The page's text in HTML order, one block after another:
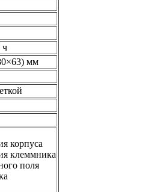
ч
мм
корпуса
клеммника
поля